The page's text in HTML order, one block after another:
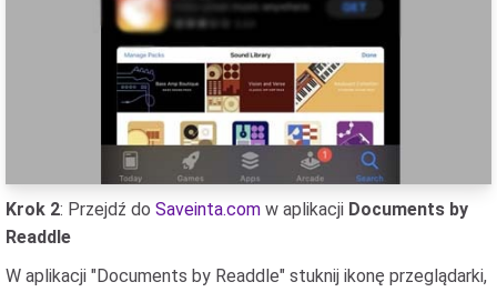
Krok 2: Przejdź do Saveinta.com w aplikacji Documents by
Readdle
W aplikacji "Documents by Readdle" stuknij ikonę przeglądarki,